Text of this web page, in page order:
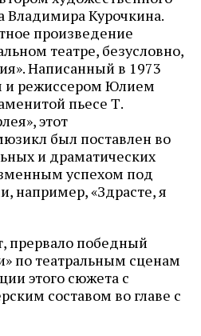
Владимира Курочкина.
произведение
театре, безусловно,
Написанный в 1973
и режиссером Юлием
пьесе Т.
этот
был поставлен во
и драматических
успехом под
например, «Здрасте, я
прервало победный
по театральным сценам
этого сюжета с
составом во главе с